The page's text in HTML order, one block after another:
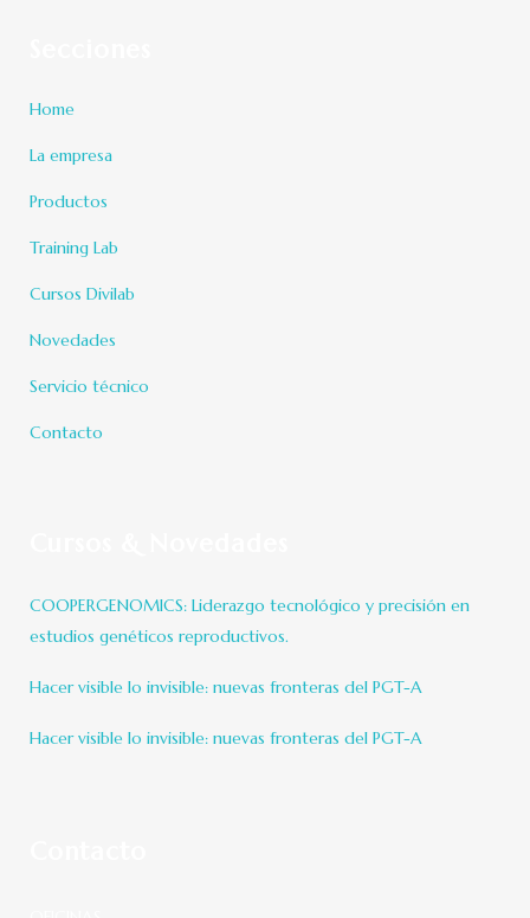
Home
La empresa
Productos
Training Lab
Cursos Divilab
Novedades
Servicio técnico
Contacto
COOPERGENOMICS: Liderazgo tecnológico y precisión en
estudios genéticos reproductivos.
Hacer visible lo invisible: nuevas fronteras del PGT-A
Hacer visible lo invisible: nuevas fronteras del PGT-A